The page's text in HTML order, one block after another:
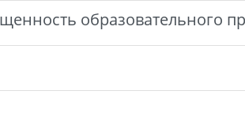
образовательного